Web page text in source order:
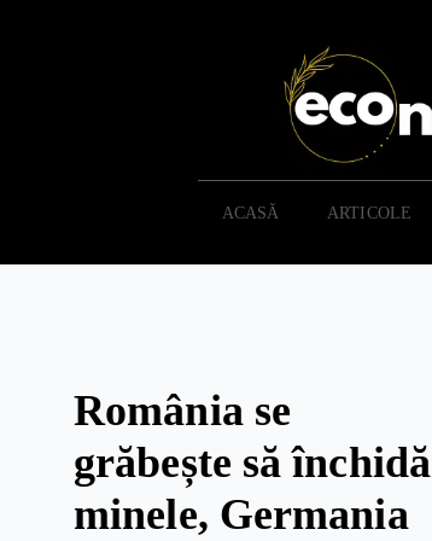
ACASĂ ARTICOLE
România se
grăbește să închidă
minele, Germania